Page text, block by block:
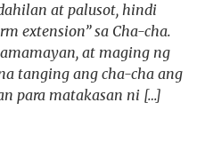
at palusot, hindi
extension” sa Cha-cha.
at maging ng
tanging ang cha-cha ang
para matakasan ni […]